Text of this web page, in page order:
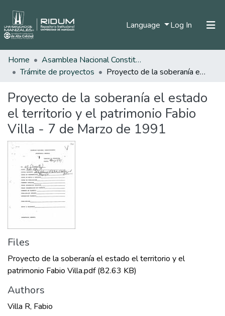
Language Log In (current)
All of DSpace
Statistics
Home
Asamblea Nacional Constituyente
Trámite de proyectos
Proyecto de la soberanía el estado el territorio y el patrimonio Fabio Villa - 7 de Marzo de 1991
Proyecto de la soberanía el estado
el territorio y el patrimonio Fabio
Villa - 7 de Marzo de 1991
Files
Proyecto de la soberanía el estado el territorio y el
patrimonio Fabio Villa.pdf(82.63 KB)
Authors
Villa R, Fabio